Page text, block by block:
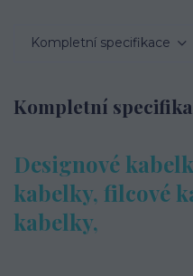
Kompletní specifikace
Kompletní
Designové
kabelky, filcové
kabelky,